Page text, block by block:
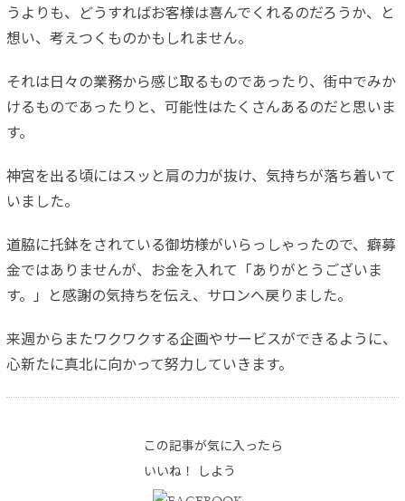
うよりも、ど うすればお客様は喜んでくれるのだろうか、と
想い、考えつくものかもしれません。
それは日々の業務から感じ取るものであったり、街中でみか
けるも のであったりと、可能性はたくさんあるのだと思いま
す。
神宮を出る頃にはスッと肩の力が抜け、気持ちが落ち着いて
いまし た。
道脇に托鉢をされている御坊様がいらっしゃったので、癖募
金ではありませんが、お金を入れて「ありがとうございま
す。」と感謝の気持ちを伝え、サロンへ戻りました。
来週からまたワクワクする企画やサービスができるように、
心新たに真北に向かって努力していきます。
この記事が気に入ったら
いいね！ しよう